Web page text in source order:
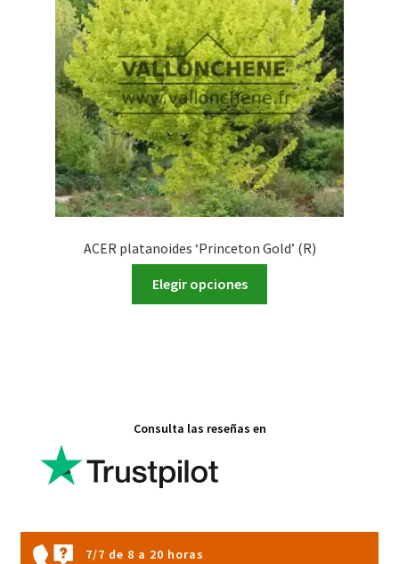
pueden
elegir
en
la
página
de
producto
ACER platanoides ‘Princeton Gold’ (R)
Elegir opciones
Consulta las reseñas en
7/7 de 8 a 20 horas